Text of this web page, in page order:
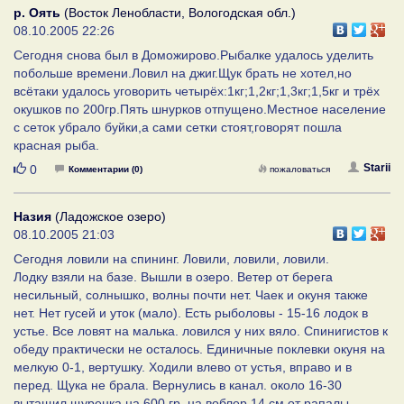
р. Оять (Восток Ленобласти, Вологодская обл.)
08.10.2005 22:26
Сегодня снова был в Доможирово.Рыбалке удалось уделить
побольше времени.Ловил на джиг.Щук брать не хотел,но
всётаки удалось уговорить четырёх:1кг;1,2кг;1,3кг;1,5кг и трёх
окушков по 200гр.Пять шнурков отпущено.Местное население
с сеток убрало буйки,а сами сетки стоят,говорят пошла
красная рыба.
Нравится
0 Комментарии (0) Starii
пожаловаться
Назия (Ладожское озеро)
08.10.2005 21:03
Сегодня ловили на спининг. Ловили, ловили, ловили.
Лодку взяли на базе. Вышли в озеро. Ветер от берега
несильный, солнышко, волны почти нет. Чаек и окуня также
нет. Нет гусей и уток (мало). Есть рыболовы - 15-16 лодок в
устье. Все ловят на малька. ловился у них вяло. Спинигистов к
обеду практически не осталось. Единичные поклевки окуня на
мелкую 0-1, вертушку. Ходили влево от устья, вправо и в
перед. Щука не брала. Вернулись в канал. около 16-30